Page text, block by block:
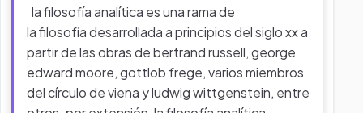
la filosofía analítica es una rama de
la filosofía desarrollada a principios del siglo xx a
partir de las obras de bertrand russell, george
edward moore, gottlob frege, varios miembros
del círculo de viena y ludwig wittgenstein, entre